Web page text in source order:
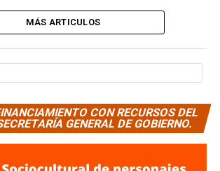
MÁS ARTICULOS
CON RECURSOS DEL
GENERAL DE GOBIERNO.